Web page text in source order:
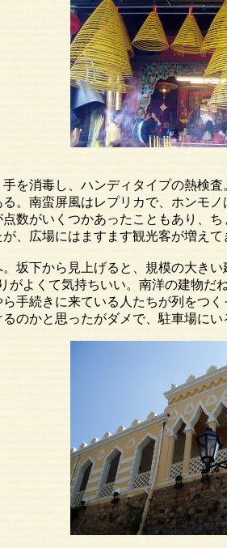
毒し、ハンディタイプの熱検査
屏風はレプリカで、ホンモノは
くつかあったこともあり、ちょ
場にはますます観光客が増えて
ら見上げると、規模の大きい建
て気持ちいい。南洋の建物だね
に来ている人たちが列をつくっ
思ったがダメで、駐車場にいる